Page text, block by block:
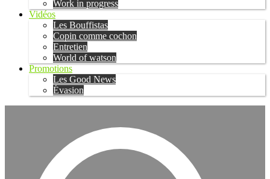
Work in progress
Vidéos
Les Bouffistas
Copin comme cochon
Entretien
World of watson
Promotions
Les Good News
Évasion